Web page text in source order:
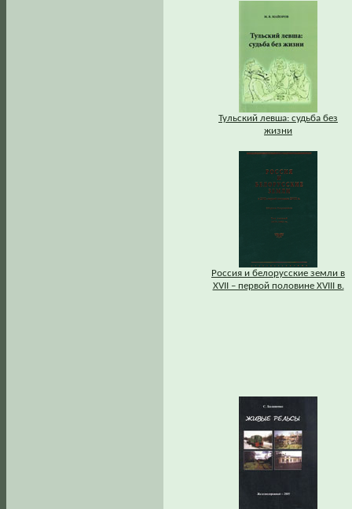
Тульский левша: судьба без
жизни
Россия и белорусские земли в
XVII – первой половине XVIII в.